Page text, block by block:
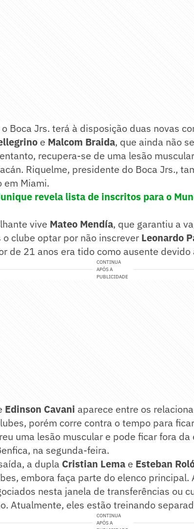
Boca Jrs. terá à disposição duas novas
e Malcom Braida, que ainda não
recupera-se de uma lesão
Riquelme, presidente do Boca Jrs.,
em Miami.
revela lista de inscritos para o
vive Mateo Mendía, que garantiu a
clube optar por não inscrever Leonardo
de 21 anos era tido como ausente devido
CONTINUA
APÓS A
PUBLICIDADE
Edinson Cavani aparece entre os
porém corre contra o tempo para
uma lesão muscular e pode ficar fora
na segunda-feira.
a dupla Cristian Lema e Esteban
embora faça parte do elenco principal.
nesta janela de transferências ou
Atualmente, eles estão treinando
CONTINUA
APÓS A